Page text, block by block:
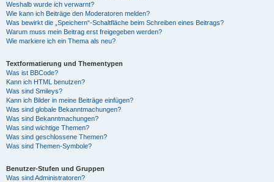
Weshalb wurde ich verwarnt?
Wie kann ich Beiträge den Moderatoren melden?
Was bewirkt die „Speichern“-Schaltfläche beim Schreiben eines Beitrags?
Warum muss mein Beitrag erst freigegeben werden?
Wie markiere ich ein Thema als neu?
Textformatierung und Thementypen
Was ist BBCode?
Kann ich HTML benutzen?
Was sind Smileys?
Kann ich Bilder in meine Beiträge einfügen?
Was sind globale Bekanntmachungen?
Was sind Bekanntmachungen?
Was sind wichtige Themen?
Was sind geschlossene Themen?
Was sind Themen-Symbole?
Benutzer-Stufen und Gruppen
Was sind Administratoren?